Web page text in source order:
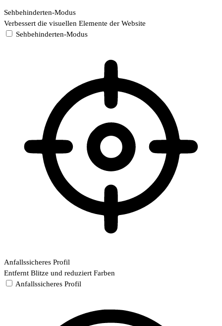
Sehbehinderten-Modus
Verbessert die visuellen Elemente der Website
Sehbehinderten-Modus
Anfallssicheres Profil
Entfernt Blitze und reduziert Farben
Anfallssicheres Profil